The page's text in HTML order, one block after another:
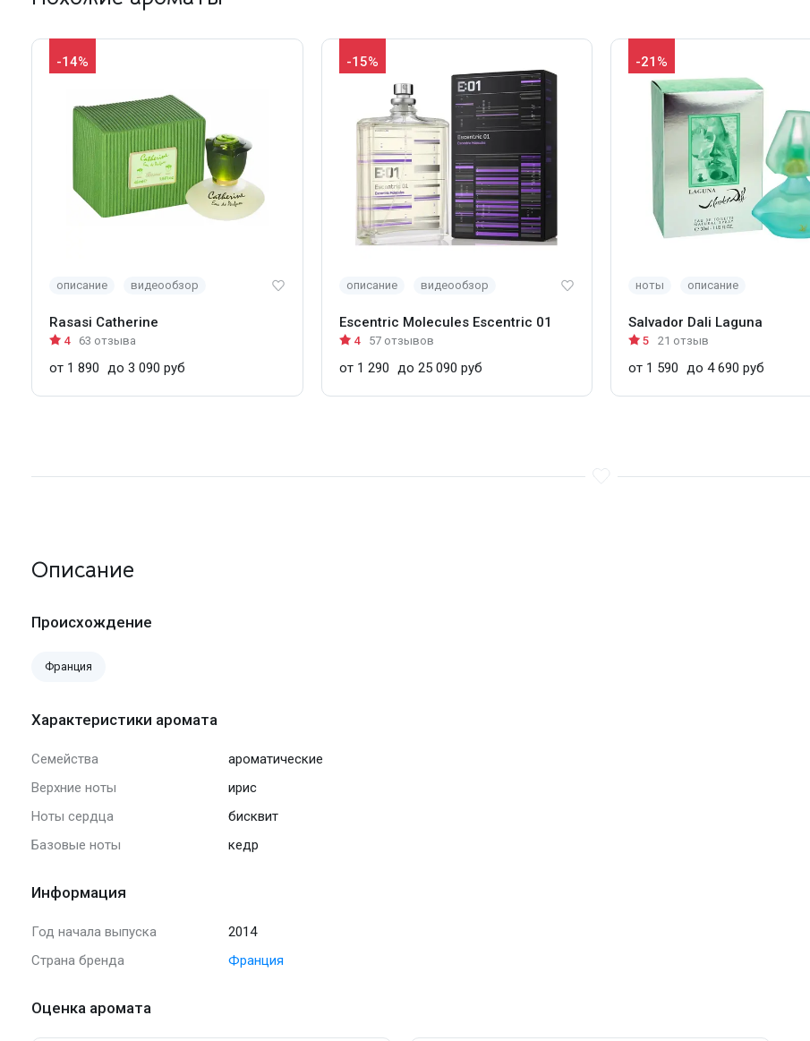
-14%
описание видеообзор
Rasasi Catherine
4 63 отзыва
от 1 890 до 3 090 руб
-15%
описание видеообзор
Escentric Molecules Escentric 01
4 57 отзывов
от 1 290 до 25 090 руб
-21%
ноты описание
Salvador Dali Laguna
5 21 отзыв
от 1 590 до 4 690 руб
Описание
Происхождение
Франция
Характеристики аромата
Семейства
ароматические
Верхние ноты
ирис
Ноты сердца
бисквит
Базовые ноты
кедр
Информация
Год начала выпуска
2014
Страна бренда
Франция
Оценка аромата